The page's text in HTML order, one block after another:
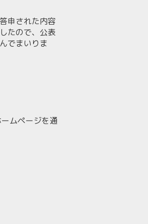
申された内容
たので、公表
でまいりま
ムページを通